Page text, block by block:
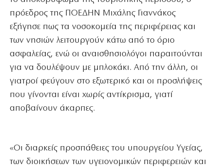
πρόεδρος της ΠΟΕΔΗΝ Μιχάλης Γιαννάκος
εξήγησε πως τα νοσοκομεία της περιφέρειας και
των νησιών λειτουργούν κάτω από το όριο
ασφαλείας, ενώ οι αναισθησιολόγοι παραιτούνται
για να δουλέψουν με μπλοκάκι. Από την άλλη, οι
γιατροί φεύγουν στο εξωτερικό και οι προσλήψεις
που γίνονται είναι χωρίς αντίκρισμα, γιατί
αποβαίνουν άκαρπες.
«Οι διαρκείς προσπάθειες του υπουργείου Υγείας,
των διοικήσεων των υγειονομικών περιφερειών και